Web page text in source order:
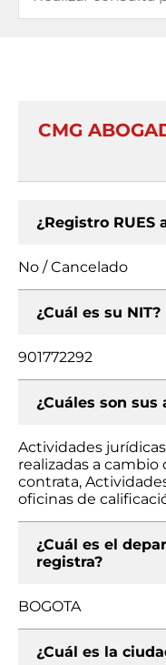
CMG
¿Registro RUES
No / Cancelado
¿Cuál es su NIT?
901772292
¿Cuáles son
Actividades
realizadas a
contrata,
oficinas de
¿Cuál es el
registra?
BOGOTA
¿Cuál es la